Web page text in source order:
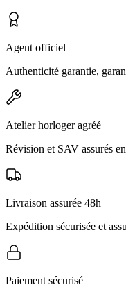
Agent officiel
Authenticité garantie,
Atelier horloger agréé
Révision et SAV assurés
Livraison assurée 48h
Expédition sécurisée et
Paiement sécurisé